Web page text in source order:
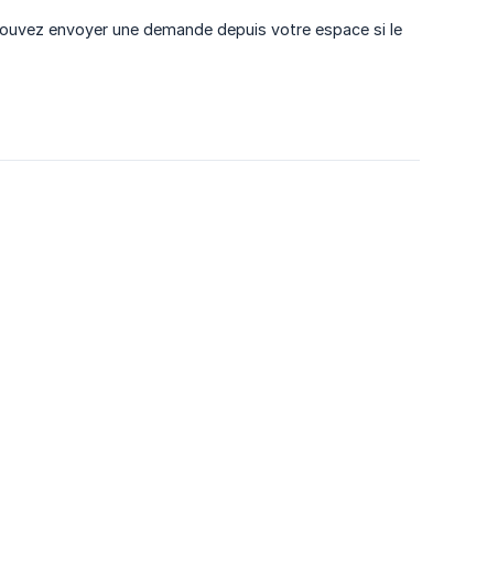
envoyer une demande depuis votre espace si le